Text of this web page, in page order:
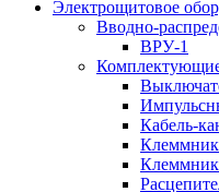
Электрощитовое
Вводно-
ВРУ-1
Кабель-
Клеммник